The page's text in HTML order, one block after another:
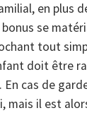
en plus
se
tout
doit être
cas de
mais il est